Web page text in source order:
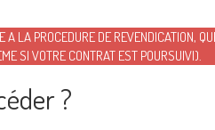
A LA PROCEDURE DE REVENDICATION,
SI VOTRE CONTRAT EST POURSUIVI).
?